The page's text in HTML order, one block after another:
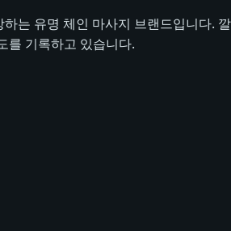
는 유명 체인 마사지 브랜드입니다.
를 기록하고 있습니다.